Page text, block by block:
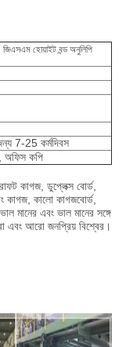
হোয়াইট বন্ড অনুলিপি
7-25 কর্মদিবস
অফিস কপি
কাগজ, ডুপ্লেক্স বোর্ড,
কাগজ, কালো কাগজবোর্ড,
মানের এবং ভাল মানের সঙ্গে
এবং আরো জনপ্রিয় বিশ্বের।